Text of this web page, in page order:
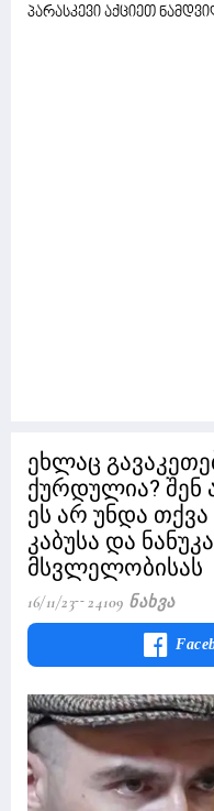
პარასკევი აქციეთ
ეხლაც
ქურდულია? შენ
ეს არ უნდა
კაბუსა და
მსვლელობისას
16/11/23 24109 Ნახვა